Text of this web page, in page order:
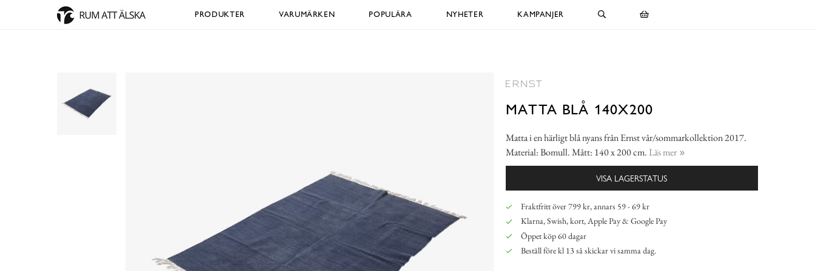
PRODUKTER VARUMÄRKEN POPULÄRA NYHETER KAMPANJER
MATTA BLÅ 140X200
Matta i en härligt blå nyans från Ernst vår/sommarkollektion 2017.
Material: Bomull. Mått: 140 x 200 cm. Läs mer
VISA LAGERSTATUS
Fraktfritt över 799 kr, annars 59 - 69 kr
Klarna, Swish, kort, Apple Pay & Google Pay
Öppet köp 60 dagar
Beställ före kl 13 så skickar vi samma dag.